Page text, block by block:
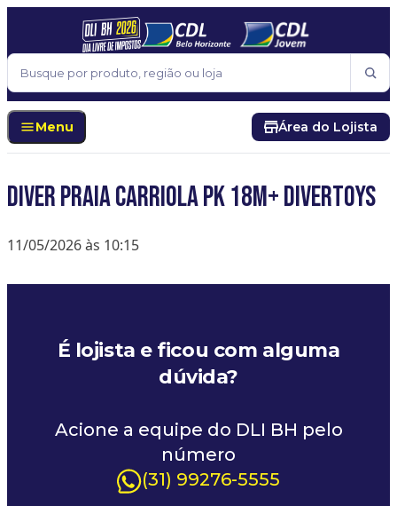
Pular para o conteúdo
Buscar
Menu Área do Lojista
DIVER PRAIA CARRIOLA PK 18M+ DIVERTOYS
11/05/2026 às 10:15
É lojista e ficou com alguma
dúvida?
Acione a equipe do DLI BH pelo
número
(31) 99276-5555